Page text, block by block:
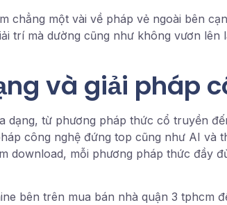
một vài về pháp vẻ ngoài bên
trí mà dường cũng như không vươn lên
và giải pháp
từ phương pháp thức cổ truyền
công nghệ đứng top cũng như AI và
mỗi phương pháp thức đầy
bên trên mua bán nhà quận 3 tphcm